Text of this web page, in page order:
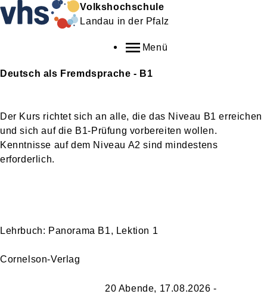
Volkshochschule
Landau in der Pfalz
Menü
Deutsch als Fremdsprache - B1
Der Kurs richtet sich an alle, die das Niveau B1 erreichen
und sich auf die B1-Prüfung vorbereiten wollen.
Kenntnisse auf dem Niveau A2 sind mindestens
erforderlich.
Lehrbuch: Panorama B1, Lektion 1
Cornelson-Verlag
20 Abende, 17.08.2026 -